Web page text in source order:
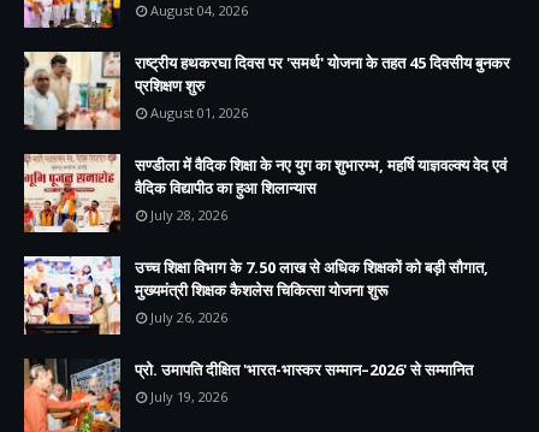
August 04, 2026
राष्ट्रीय हथकरघा दिवस पर 'समर्थ' योजना के तहत 45 दिवसीय बुनकर
प्रशिक्षण शुरु
August 01, 2026
सण्डीला में वैदिक शिक्षा के नए युग का शुभारम्भ, महर्षि याज्ञवल्क्य वेद एवं
वैदिक विद्यापीठ का हुआ शिलान्यास
July 28, 2026
उच्च शिक्षा विभाग के 7.50 लाख से अधिक शिक्षकों को बड़ी सौगात,
मुख्यमंत्री शिक्षक कैशलेस चिकित्सा योजना शुरू
July 26, 2026
प्रो. उमापति दीक्षित 'भारत-भास्कर सम्मान–2026' से सम्मानित
July 19, 2026